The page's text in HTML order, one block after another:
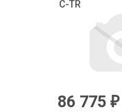
С-TR
86 775 ₽